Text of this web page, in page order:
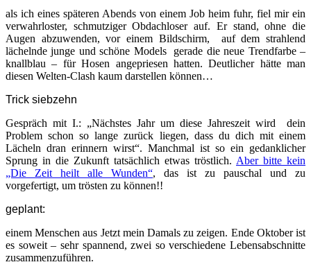
als ich eines späteren Abends von einem Job heim fuhr, fiel mir ein
verwahrloster, schmutziger Obdachloser auf. Er stand, ohne die
Augen abzuwenden, vor einem Bildschirm, auf dem strahlend
lächelnde junge und schöne Models gerade die neue Trendfarbe –
knallblau – für Hosen angepriesen hatten. Deutlicher hätte man
diesen Welten-Clash kaum darstellen können…
Trick siebzehn
Gespräch mit I.: „Nächstes Jahr um diese Jahreszeit wird
dein
Problem schon so lange zurück liegen, dass du dich mit einem
Lächeln dran erinnern wirst“. Manchmal ist so ein gedanklicher
Sprung in die Zukunft tatsächlich etwas tröstlich. Aber bitte kein
„Die Zeit heilt alle Wunden“, das ist zu pauschal und zu
vorgefertigt, um trösten zu können!!
geplant:
einem Menschen aus Jetzt mein Damals zu zeigen. Ende Oktober ist
es soweit – sehr spannend, zwei so verschiedene Lebensabschnitte
zusammenzuführen.